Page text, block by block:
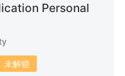
Personal
未解锁